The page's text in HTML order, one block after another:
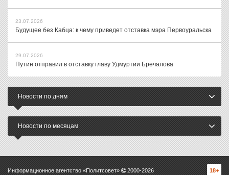
23.07.2026
Будущее без Кабца: к чему приведет отставка мэра Первоуральска
29.07.2026
Путин отправил в отставку главу Удмуртии Бречалова
Новости по дням
Новости по месяцам
Информационное агентство «Политсовет» 2000-2026
18+